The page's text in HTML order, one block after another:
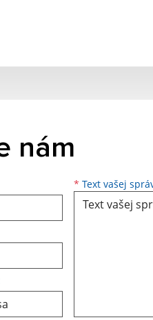
nám
* Text vašej